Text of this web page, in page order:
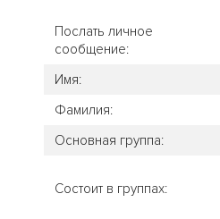
Послать личное
сообщение:
Имя:
Фамилия:
Основная группа:
Состоит в группах: